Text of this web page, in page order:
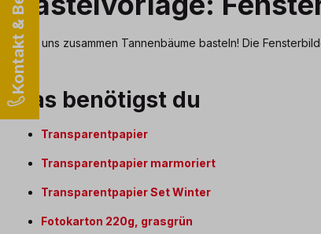
Lass uns zusammen Tannenbäume basteln! Die
Das benötigst du
Transparentpapier
Transparentpapier marmoriert
Transparentpapier Set Winter
Fotokarton 220g, grasgrün